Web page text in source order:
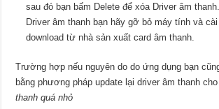
sau đó bạn bấm Delete để xóa Driver âm
Driver âm thanh bạn hãy gỡ bỏ máy tính và
download từ nhà sản xuất card âm thanh.
Trường hợp nếu nguyên do do ứng dụng bạn
bằng phương pháp update lại driver âm thanh
thanh quá nhỏ